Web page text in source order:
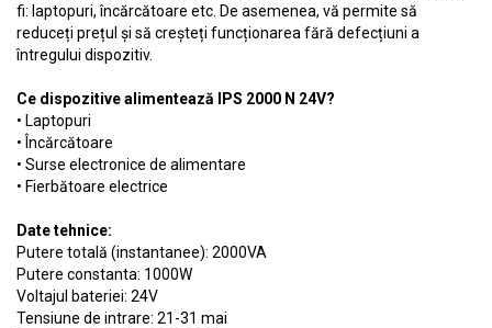
fi: laptopuri, încărcătoare etc. De asemenea, vă permite să
reduceți prețul și să creșteți funcționarea fără defecțiuni a
întregului dispozitiv.
Ce dispozitive alimentează IPS 2000 N 24V?
• Laptopuri
• Încărcătoare
• Surse electronice de alimentare
• Fierbătoare electrice
Date tehnice:
Putere totală (instantanee): 2000VA
Putere constanta: 1000W
Voltajul bateriei: 24V
Tensiune de intrare: 21-31 mai